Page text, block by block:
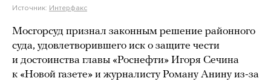
Источник: Интерфакс
Мосгорсуд признал законным решение районного
суда, удовлетворившего иск о защите чести
и достоинства главы «Роснефти» Игоря Сечина
к «Новой газете» и журналисту Роману Анину из-за